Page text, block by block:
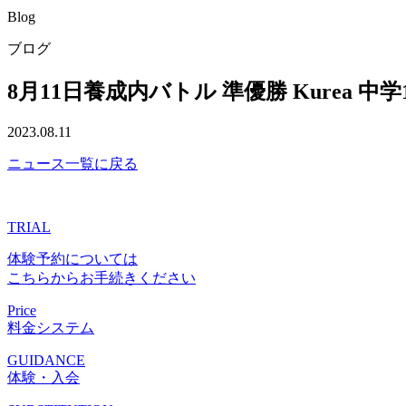
Blog
ブログ
8月11日養成内バトル 準優勝 Kurea 中学
2023.08.11
ニュース一覧に戻る
TRIAL
体験予約については
こちらからお手続きください
Price
料金システム
GUIDANCE
体験・入会